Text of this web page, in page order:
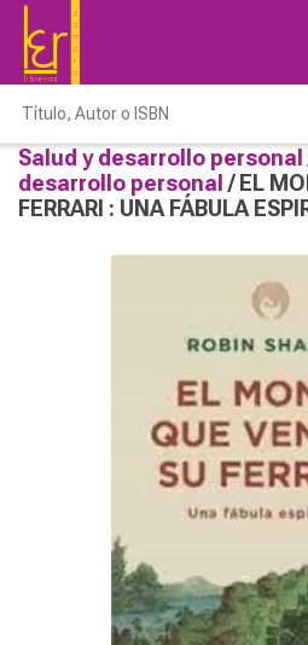
Salud y desarrollo personal
desarrollo personal / EL
FERRARI : UNA FÁBULA